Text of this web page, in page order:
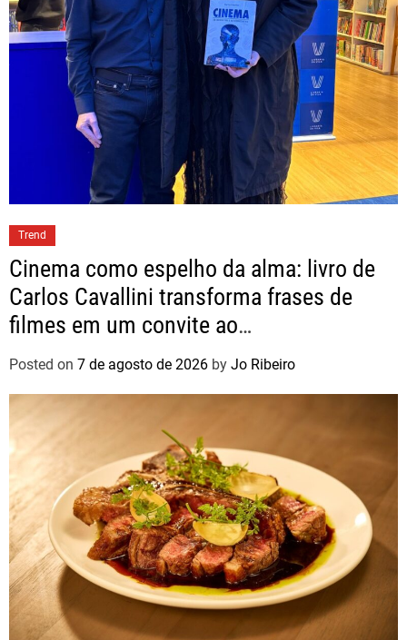
Trend
Cinema como espelho da alma: livro de
Carlos Cavallini transforma frases de
filmes em um convite ao
autoconhecimento
Posted on 7 de agosto de 2026 by Jo Ribeiro